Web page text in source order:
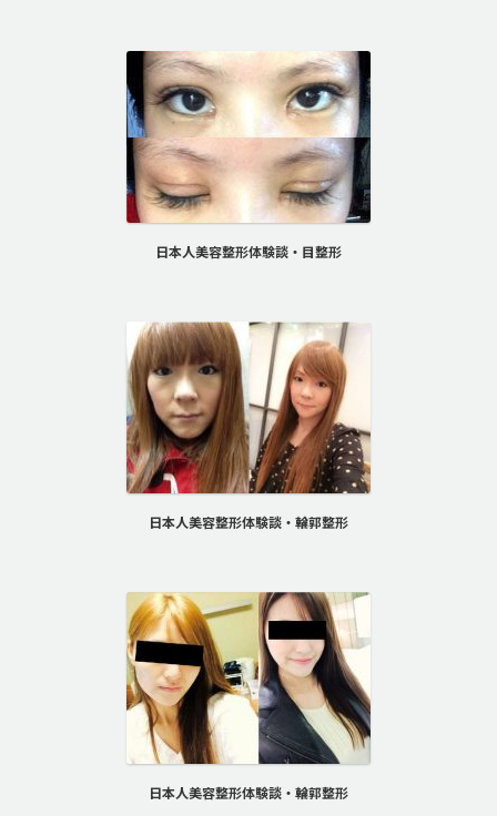
日本人美容整形体験談・目整形
日本人美容整形体験談・輪郭整形
日本人美容整形体験談・輪郭整形